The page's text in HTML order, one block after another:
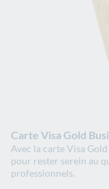
Carte Visa Gold
Avec la carte Visa
pour rester serein au
professionnels.